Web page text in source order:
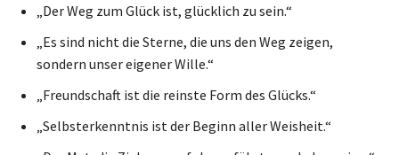
„Der Weg zum Glück ist, glücklich zu sein.“
„Es sind nicht die Sterne, die uns den Weg zeigen,
sondern unser eigener Wille.“
„Freundschaft ist die reinste Form des Glücks.“
„Selbsterkenntnis ist der Beginn aller Weisheit.“